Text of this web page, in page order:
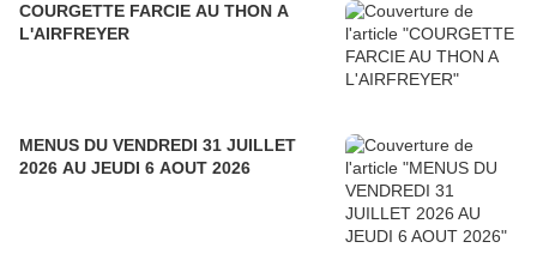
COURGETTE FARCIE AU THON A
L'AIRFREYER
MENUS DU VENDREDI 31 JUILLET
2026 AU JEUDI 6 AOUT 2026